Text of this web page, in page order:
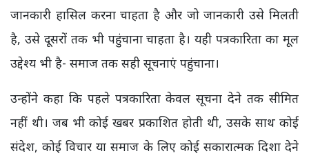
जानकारी हासिल करना चाहता है और जो जानकारी उसे मिलती
है, उसे दूसरों तक भी पहुंचाना चाहता है। यही पत्रकारिता का मूल
उद्देश्य भी है- समाज तक सही सूचनाएं पहुंचाना।
उन्होंने कहा कि पहले पत्रकारिता केवल सूचना देने तक सीमित
नहीं थी। जब भी कोई खबर प्रकाशित होती थी, उसके साथ कोई
संदेश, कोई विचार या समाज के लिए कोई सकारात्मक दिशा देने